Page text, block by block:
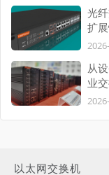
光
扩
从
业
以太网交换机